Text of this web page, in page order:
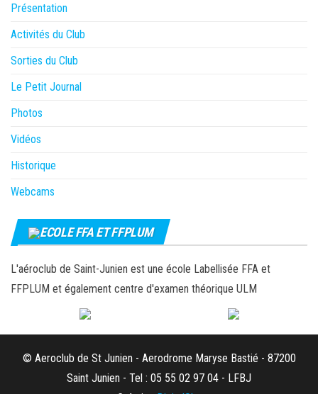
Présentation
Activités du Club
Sorties du Club
Le Petit Journal
Photos
Vidéos
Historique
Webcams
ECOLE FFA ET FFPLUM
L'aéroclub de Saint-Junien est une école Labellisée FFA et
FFPLUM et également centre d'examen théorique ULM
© Aeroclub de St Junien - Aerodrome Maryse Bastié - 87200
Saint Junien - Tel : 05 55 02 97 04 - LFBJ